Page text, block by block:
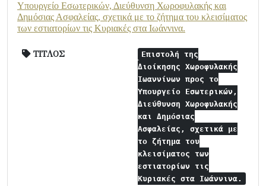
Υπουργείο Εσωτερικών, Διεύθυνση Χωροφυλακής και
Δημόσιας Ασφαλείας, σχετικά με το ζήτημα του κλεισίματος
των εστιατορίων τις Κυριακές στα Ιωάννινα.
ΤΙΤΛΟΣ
Επιστολή της
Διοίκησης Χωροφυλακής
Ιωαννίνων προς το
Υπουργείο Εσωτερικών,
Διεύθυνση Χωροφυλακής
και Δημόσιας
Ασφαλείας, σχετικά με
το ζήτημα του
κλεισίματος των
εστιατορίων τις
Κυριακές στα Ιωάννινα.